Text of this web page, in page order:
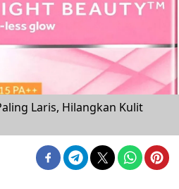
Laris, Hilangkan Kulit